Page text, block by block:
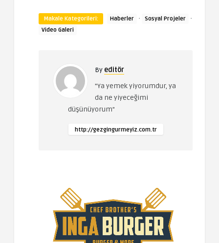
Makale Kategorileri: Haberler · Sosyal Projeler ·
Video Galeri
By editör
"Ya yemek yiyorumdur, ya
da ne yiyeceğimi
düşünüyorum"
http://gezgingurmeyiz.com.tr